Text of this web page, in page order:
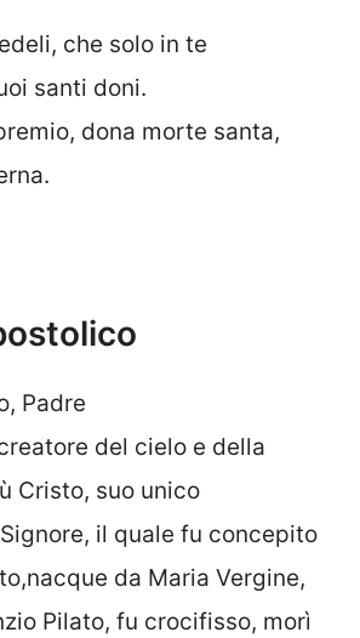
che solo in te
santi doni.
dona morte santa,
Padre
del cielo e della
Cristo, suo unico
il quale fu concepito
da Maria Vergine,
Pilato, fu crocifisso, morì